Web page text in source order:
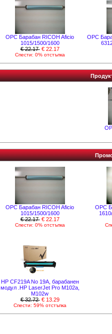
OPC Барабан RICOH Aficio
1015/1500/1600
€ 22.17 € 22.17
Спести: 0% отстъпка
OPC
OPC Барабан RICOH Aficio
1015/1500/1600
€ 22.17 € 22.17
Спести: 0% отстъпка
OPC
HP CF219A No 19A, барабанен
модул .HP LaserJet Pro M102a,
M102w
€ 32.72 € 13.29
Спести: 59% отстъпка